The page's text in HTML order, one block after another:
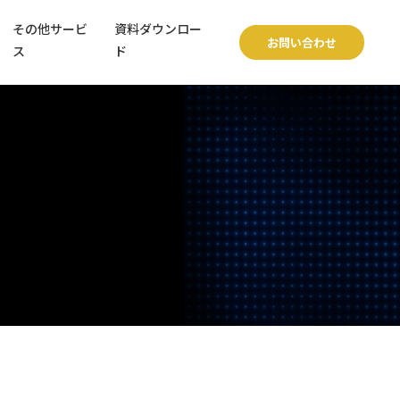
その他サービ
ス
資料ダウンロー
ド
お問い合わせ